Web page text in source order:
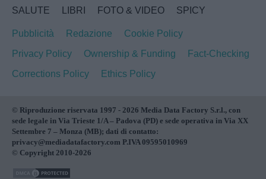
SALUTE
LIBRI FOTO & VIDEO SPICY
Pubblicità Redazione
Cookie Policy
Privacy Policy
Ownership & Funding
Fact-Checking
Corrections Policy
Ethics Policy
© Riproduzione riservata 1997 - 2026 Media Data Factory S.r.l., con
sede legale in Via Trieste 1/A – Padova (PD) e sede operativa in Via XX
Settembre 7 – Monza (MB); dati di contatto:
privacy@mediadatafactory.com P.IVA 09595010969
© Copyright 2010-2026